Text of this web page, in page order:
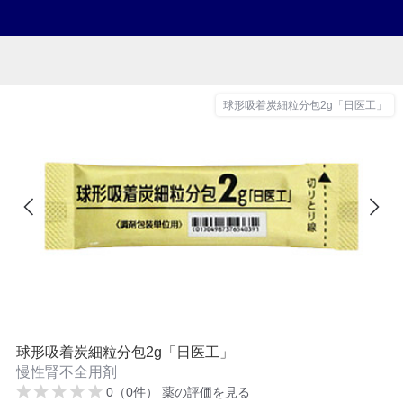
球形吸着炭細粒分包2g「日医工」
球形吸着炭細粒分包2g「日医工」
慢性腎不全用剤
0（0件） 薬の評価を見る